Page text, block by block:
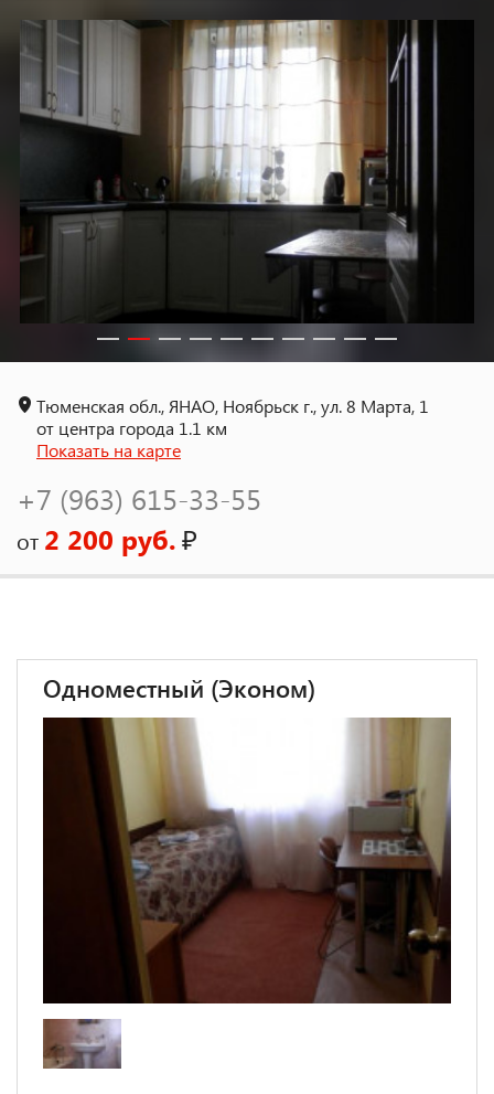
Тюменская обл., ЯНАО, Ноябрьск г., ул. 8 Марта, 1
от центра города 1.1 км
Показать на карте
+7 (963) 615-33-55
от 2 200 руб.₽
Одноместный (Эконом)